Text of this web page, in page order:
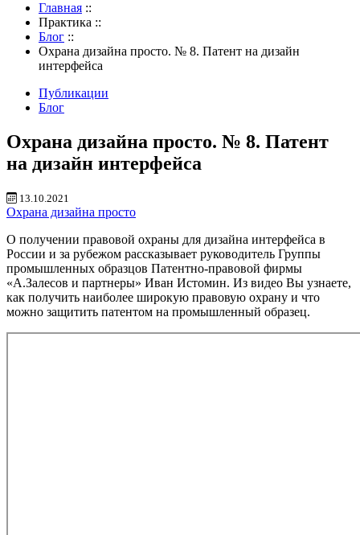
Главная ::
Практика ::
Блог ::
Охрана дизайна просто. № 8. Патент на дизайн
интерфейса
Публикации
Блог
Охрана дизайна просто. № 8. Патент
на дизайн интерфейса
13.10.2021
Охрана дизайна просто
О получении правовой охраны для дизайна интерфейса в
России и за рубежом рассказывает руководитель Группы
промышленных образцов Патентно-правовой фирмы
«А.Залесов и партнеры» Иван Истомин. Из видео Вы узнаете,
как получить наиболее широкую правовую охрану и что
можно защитить патентом на промышленный образец.